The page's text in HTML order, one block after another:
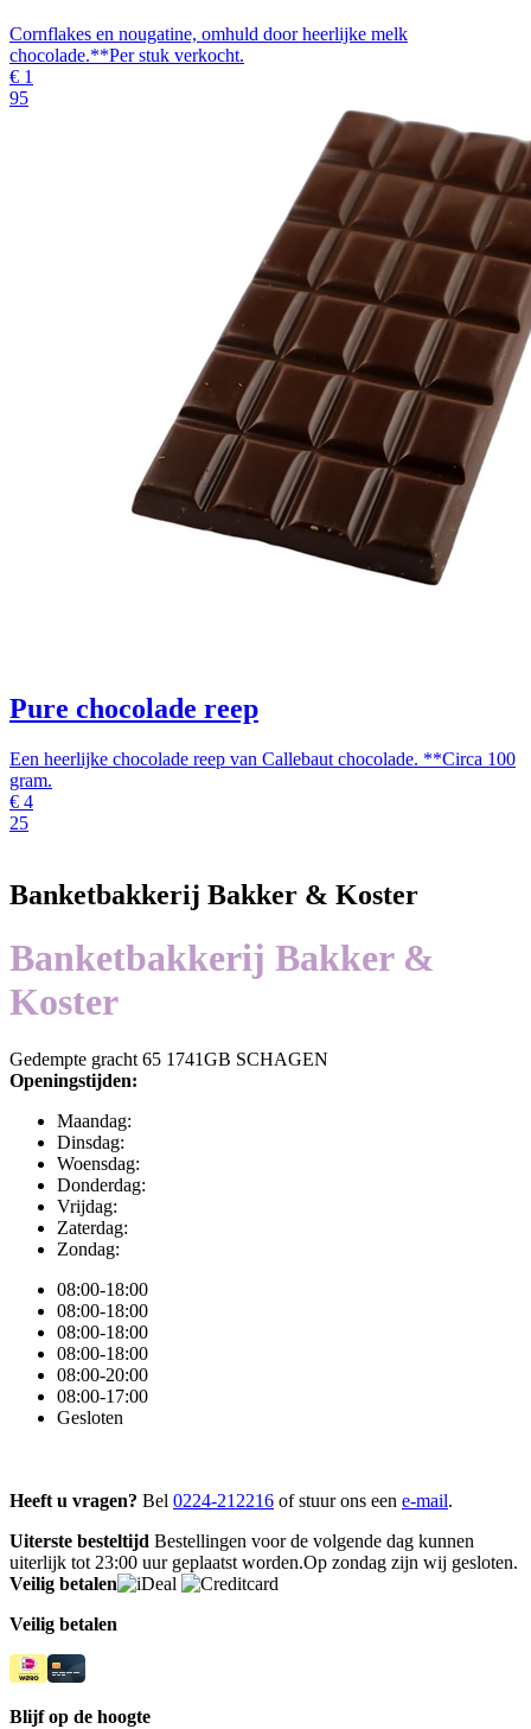
Cornflakes en nougatine, omhuld door heerlijke melk
chocolade.**Per stuk verkocht.
€ 1
95
Pure chocolade reep
Een heerlijke chocolade reep van Callebaut chocolade. **Circa 100
gram.
€ 4
25
Banketbakkerij Bakker & Koster
Banketbakkerij Bakker &
Koster
Gedempte gracht 65 1741GB SCHAGEN
Openingstijden:
Maandag:
Dinsdag:
Woensdag:
Donderdag:
Vrijdag:
Zaterdag:
Zondag:
08:00-18:00
08:00-18:00
08:00-18:00
08:00-18:00
08:00-20:00
08:00-17:00
Gesloten
Heeft u vragen? Bel 0224-212216 of stuur ons een e-mail.
Uiterste besteltijd Bestellingen voor de volgende dag kunnen
uiterlijk tot 23:00 uur geplaatst worden.Op zondag zijn wij gesloten.
Veilig betalen
Veilig betalen
Blijf op de hoogte